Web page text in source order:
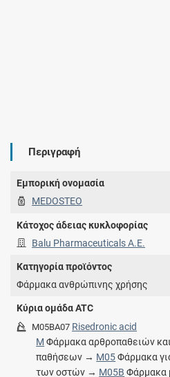
Περιγραφή
Εμπορική ονομασία
MEDOSTEO
Κάτοχος άδειας κυκλοφορίας
Balu Pharmaceuticals Α.Ε.
Κατηγορία προϊόντος
Φάρμακα ανθρώπινης χρήσης
Κύρια ομάδα ATC
M05BA07 Risedronic acid
M Φάρμακα αρθροπαθειών
παθήσεων → M05Φάρμακα
των οστών → M05B Φάρμακα